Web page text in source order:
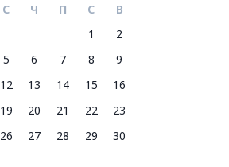
С Ч П С
В
1
2
5 6 7 8
9
12 13 14 15
16
19 20 21 22
23
26 27 28 29
30